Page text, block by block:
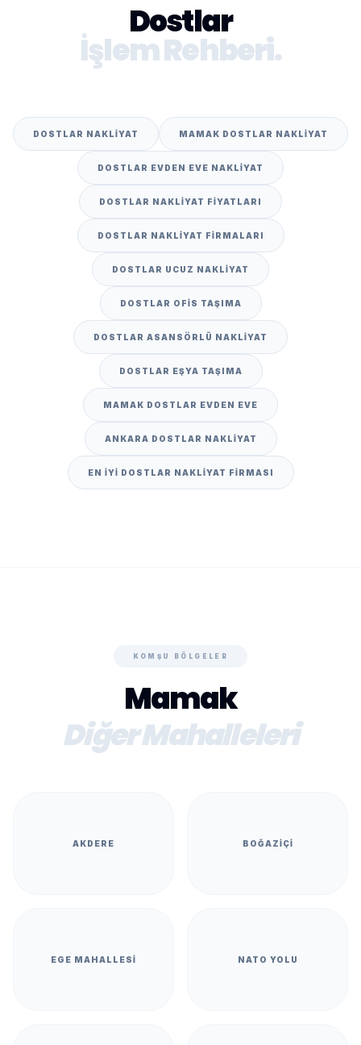
Dostlar
İşlem Rehberi.
DOSTLAR NAKLIYAT MAMAK DOSTLAR NAKLIYAT
DOSTLAR EVDEN EVE NAKLIYAT
DOSTLAR NAKLIYAT FIYATLARI
DOSTLAR NAKLIYAT FIRMALARI
DOSTLAR UCUZ NAKLIYAT
DOSTLAR OFIS TAŞIMA
DOSTLAR ASANSÖRLÜ NAKLIYAT
DOSTLAR EŞYA TAŞIMA
MAMAK DOSTLAR EVDEN EVE
ANKARA DOSTLAR NAKLIYAT
EN IYI DOSTLAR NAKLIYAT FIRMASI
KOMŞU BÖLGELER
Mamak
Diğer Mahalleleri
AKDERE BOĞAZIÇI
EGE MAHALLESI NATO YOLU